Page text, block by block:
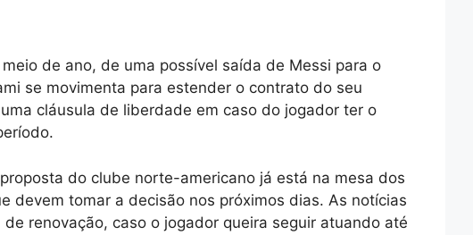
de ano, de uma possível saída de Messi para o
se movimenta para estender o contrato do seu
cláusula de liberdade em caso do jogador ter o
do clube norte-americano já está na mesa dos
devem tomar a decisão nos próximos dias. As notícias
renovação, caso o jogador queira seguir atuando até